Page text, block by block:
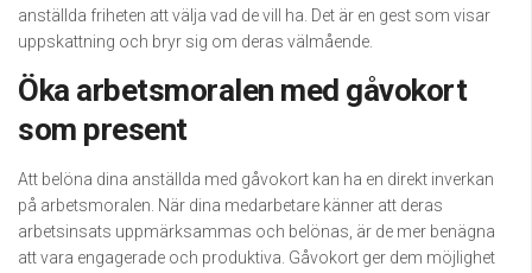
anställda friheten att välja vad de vill ha. Det är en gest som visar
uppskattning och bryr sig om deras välmående.
Öka arbetsmoralen med gåvokort
som present
Att belöna dina anställda med gåvokort kan ha en direkt inverkan
på arbetsmoralen. När dina medarbetare känner att deras
arbetsinsats uppmärksammas och belönas, är de mer benägna
att vara engagerade och produktiva. Gåvokort ger dem möjlighet